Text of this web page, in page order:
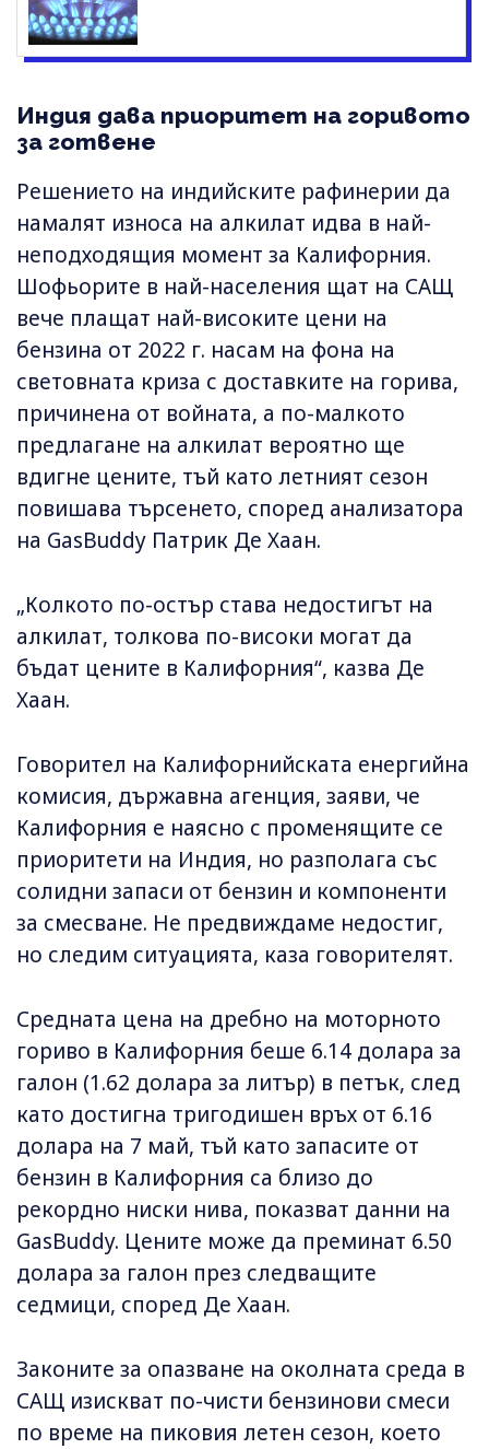
Индия дава приоритет на горивото
за готвене
Решението на индийските рафинерии да
намалят износа на алкилат идва в най-
неподходящия момент за Калифорния.
Шофьорите в най-населения щат на САЩ
вече плащат най-високите цени на
бензина от 2022 г. насам на фона на
световната криза с доставките на горива,
причинена от войната, а по-малкото
предлагане на алкилат вероятно ще
вдигне цените, тъй като летният сезон
повишава търсенето, според анализатора
на GasBuddy Патрик Де Хаан.
„Колкото по-остър става недостигът на
алкилат, толкова по-високи могат да
бъдат цените в Калифорния“, казва Де
Хаан.
Говорител на Калифорнийската енергийна
комисия, държавна агенция, заяви, че
Калифорния е наясно с променящите се
приоритети на Индия, но разполага със
солидни запаси от бензин и компоненти
за смесване. Не предвиждаме недостиг,
но следим ситуацията, каза говорителят.
Средната цена на дребно на моторното
гориво в Калифорния беше 6.14 долара за
галон (1.62 долара за литър) в петък, след
като достигна тригодишен връх от 6.16
долара на 7 май, тъй като запасите от
бензин в Калифорния са близо до
рекордно ниски нива, показват данни на
GasBuddy. Цените може да преминат 6.50
долара за галон през следващите
седмици, според Де Хаан.
Законите за опазване на околната среда в
САЩ изискват по-чисти бензинови смеси
по време на пиковия летен сезон, което